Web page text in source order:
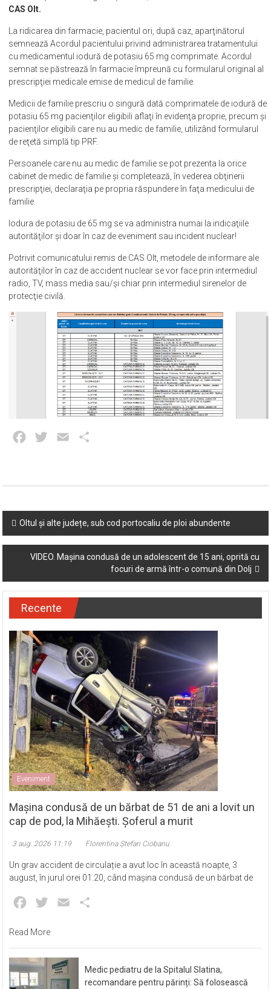
CAS Olt.
La ridicarea din farmacie, pacientul ori, după caz, aparţinătorul
semnează Acordul pacientului privind administrarea tratamentului
cu medicamentul iodură de potasiu 65 mg comprimate. Acordul
semnat se păstrează în farmacie împreună cu formularul original al
prescripţiei medicale emise de medicul de familie.
Medicii de familie prescriu o singură dată comprimatele de iodură de
potasiu 65 mg pacienţilor eligibili aflaţi în evidenţa proprie, precum şi
pacienţilor eligibili care nu au medic de familie, utilizând formularul
de reţetă simplă tip PRF.
Persoanele care nu au medic de familie se pot prezenta la orice
cabinet de medic de familie şi completează, în vederea obţinerii
prescripţiei, declaraţia pe propria răspundere în faţa medicului de
familie.
Iodura de potasiu de 65 mg se va administra numai la indicaţiile
autorităţilor şi doar în caz de eveniment sau incident nuclear!
Potrivit comunicatului remis de CAS Olt, metodele de informare ale
autorităţilor în caz de accident nuclear se vor face prin intermediul
radio, TV, mass media sau/şi chiar prin intermediul sirenelor de
protecţie civilă.
Facebook
Twitter Email
Post
navigation
Oltul și alte județe, sub cod portocaliu de ploi abundente
VIDEO. Mașina condusă de un adolescent de 15 ani, oprită cu
focuri de armă într-o comună din Dolj
Recente
Eveniment
Mașina condusă de un bărbat de 51 de ani a lovit un
cap de pod, la Mihăești. Șoferul a murit
3 aug. 2026 11:19 Florentina Ștefan Ciobanu
Un grav accident de circulație a avut loc în această noapte, 3
august, în jurul orei 01.20, când mașina condusă de un bărbat de
Facebook
Twitter Email
Read More
Medic pediatru de la Spitalul Slatina,
recomandare pentru părinți: Să folosească